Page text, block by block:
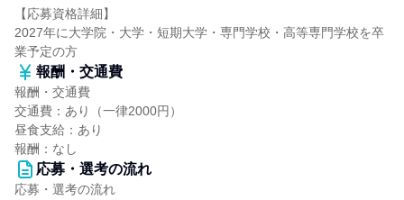
【応募資格詳細】
2027年に大学院・大学・短期大学・専門学校・高等専門学校を卒
業予定の方
報酬・交通費
報酬・交通費
交通費：あり（一律2000円）
昼食支給：あり
報酬：なし
応募・選考の流れ
応募・選考の流れ